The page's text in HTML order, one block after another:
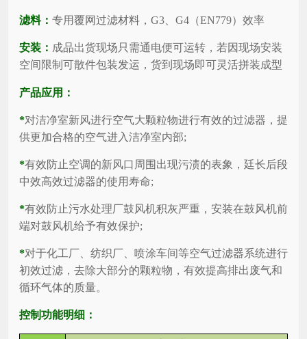
滤料： 专用覆网过滤材料，G3、G4（EN779）效率
安装： 成品出货现场只需通电便可运转，若因现场安装
空间限制可散件包装发运，货到现场即可灵活拼装成型
产品应用：
*对洁净室新风进行空气大颗粒物进行有效的过滤器，提
供更加合格的空气进入洁净室内部;
*有效防止空调的新风口周围出现污渍的表象，廷长后段
中效高效过滤器的使用寿命;
*有效防止污水处理厂鼓风机积灰严重，安装在鼓风机前
端对鼓风机给予有效保护;
*对于化工厂、纺织厂、喷涂车间等空气过滤器系统进行
初效过滤，去除大部分的颗粒物，有效提高排出废气和
循环气体的质量。
控制功能明细：